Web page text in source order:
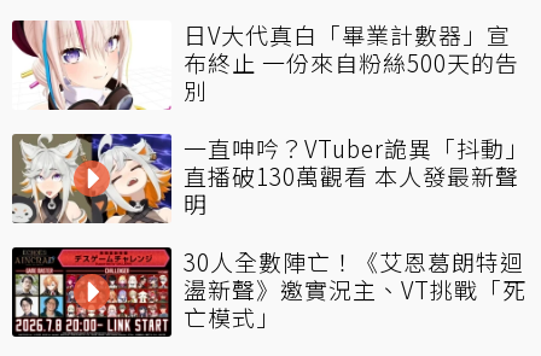
日V大代真白「畢業計數器」宣
布終止 一份來自粉絲500天的告
別
一直呻吟？VTuber詭異「抖動」
直播破130萬觀看 本人發最新聲
明
30人全數陣亡！《艾恩葛朗特迴
盪新聲》邀實況主、VT挑戰「死
亡模式」